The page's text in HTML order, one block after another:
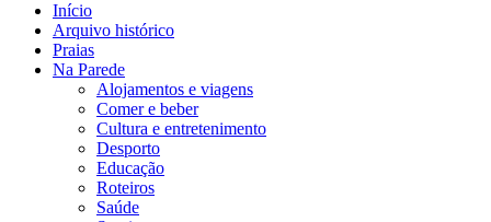
Início
Arquivo histórico
Praias
Na Parede
Alojamentos e viagens
Comer e beber
Cultura e entretenimento
Desporto
Educação
Roteiros
Saúde